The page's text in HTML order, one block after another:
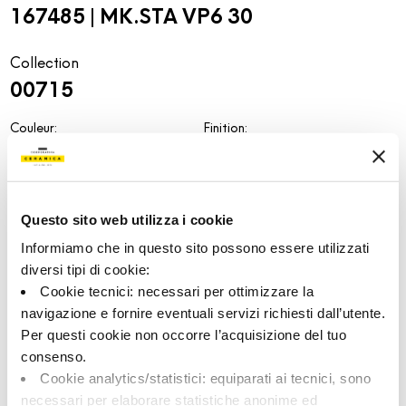
Questo sito web utilizza i cookie
Informiamo che in questo sito possono essere utilizzati
diversi tipi di cookie:
Cookie tecnici: necessari per ottimizzare la
navigazione e fornire eventuali servizi richiesti dall’utente.
Per questi cookie non occorre l’acquisizione del tuo
consenso.
Cookie analytics/statistici: equiparati ai tecnici, sono
necessari per elaborare statistiche anonime ed
167485 | MK.STA VP6 30
Collection
00715
Couleur:
Blanc
Format:
Finition:
Stonalisation: